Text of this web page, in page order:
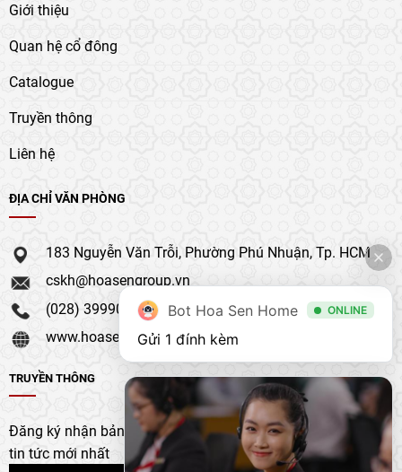
Giới thiệu
Quan hệ cổ đông
Catalogue
Truyền thông
Liên hệ
ĐỊA CHỈ VĂN PHÒNG
183 Nguyễn Văn Trỗi, Phường Phú Nhuận, Tp. HCM
cskh@hoasengroup.vn
(028) 39990 111
www.hoasengroup.vn
TRUYỀN THÔNG
Đăng ký nhận bản tin của chúng tôi để nhận bản cập nhật &
tin tức mới nhất
Bot Hoa Sen Home ONLINE
Gửi 1 đính kèm